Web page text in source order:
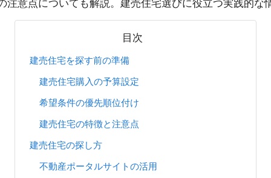
注意点についても解説。建売住宅選びに役立つ実践的な
目次
建売住宅を探す前の準備
建売住宅購入の予算設定
希望条件の優先順位付け
建売住宅の特徴と注意点
建売住宅の探し方
不動産ポータルサイトの活用